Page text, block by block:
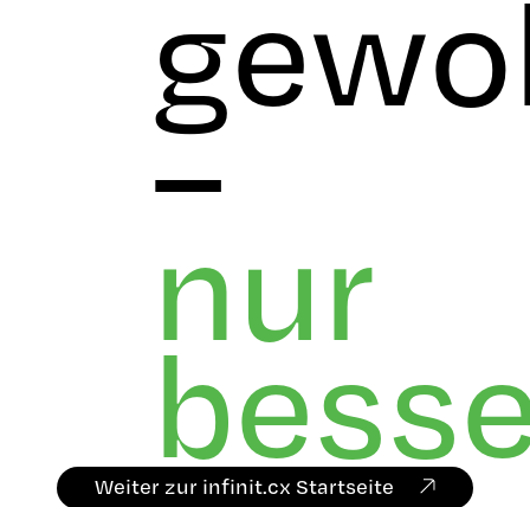
–
nur
Weiter zur infinit.cx Startseite